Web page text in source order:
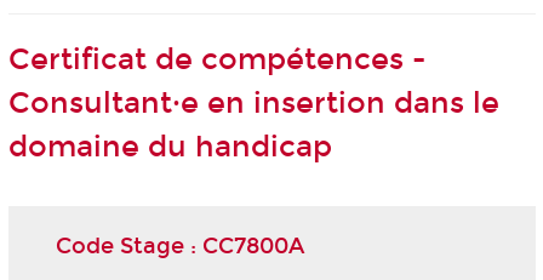
Certificat de compétences -
Consultant·e en insertion dans le
domaine du handicap
Code Stage : CC7800A